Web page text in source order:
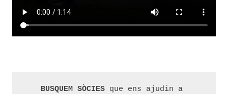
BUSQUEM SÒCIES que ens ajudin a